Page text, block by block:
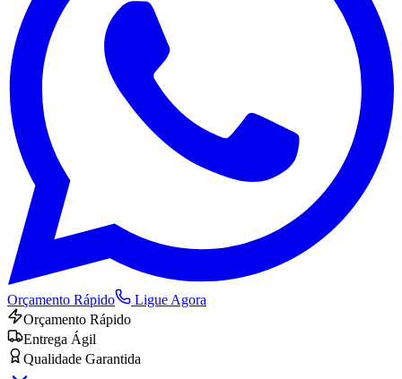
Orçamento Rápido
Ligue Agora
Orçamento Rápido
Entrega Ágil
Qualidade Garantida